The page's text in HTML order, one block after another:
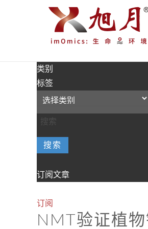
类别
标签
搜索
订阅文章
订阅
NMT验证植